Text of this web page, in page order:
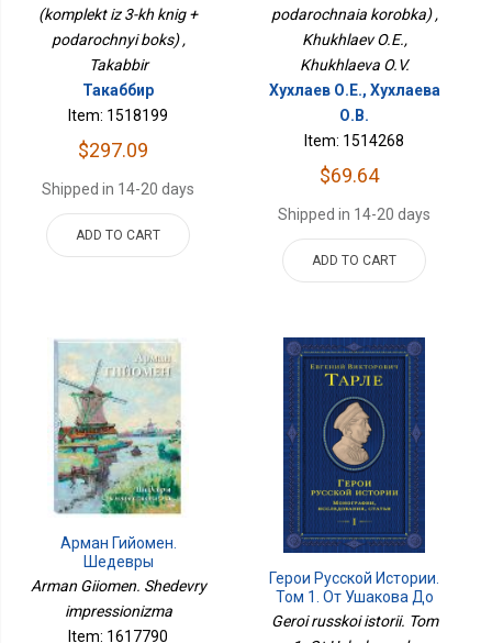
(komplekt iz 3-kh knig +
podarochnyi boks) ,
Takabbir
Такаббир
Item: 1518199
$297.09
Shipped in 14-20 days
ADD TO CART
podarochnaia korobka) ,
Khukhlaev O.E.,
Khukhlaeva O.V.
Хухлаев О.Е., Хухлаева
О.В.
Item: 1514268
$69.64
Shipped in 14-20 days
ADD TO CART
Арман Гийомен.
Шедевры
Импрессионизма
Arman Giiomen. Shedevry
impressionizma
Item: 1617790
Герои Русской Истории.
Том 1. От Ушакова До
Нахимова
Geroi russkoi istorii. Tom